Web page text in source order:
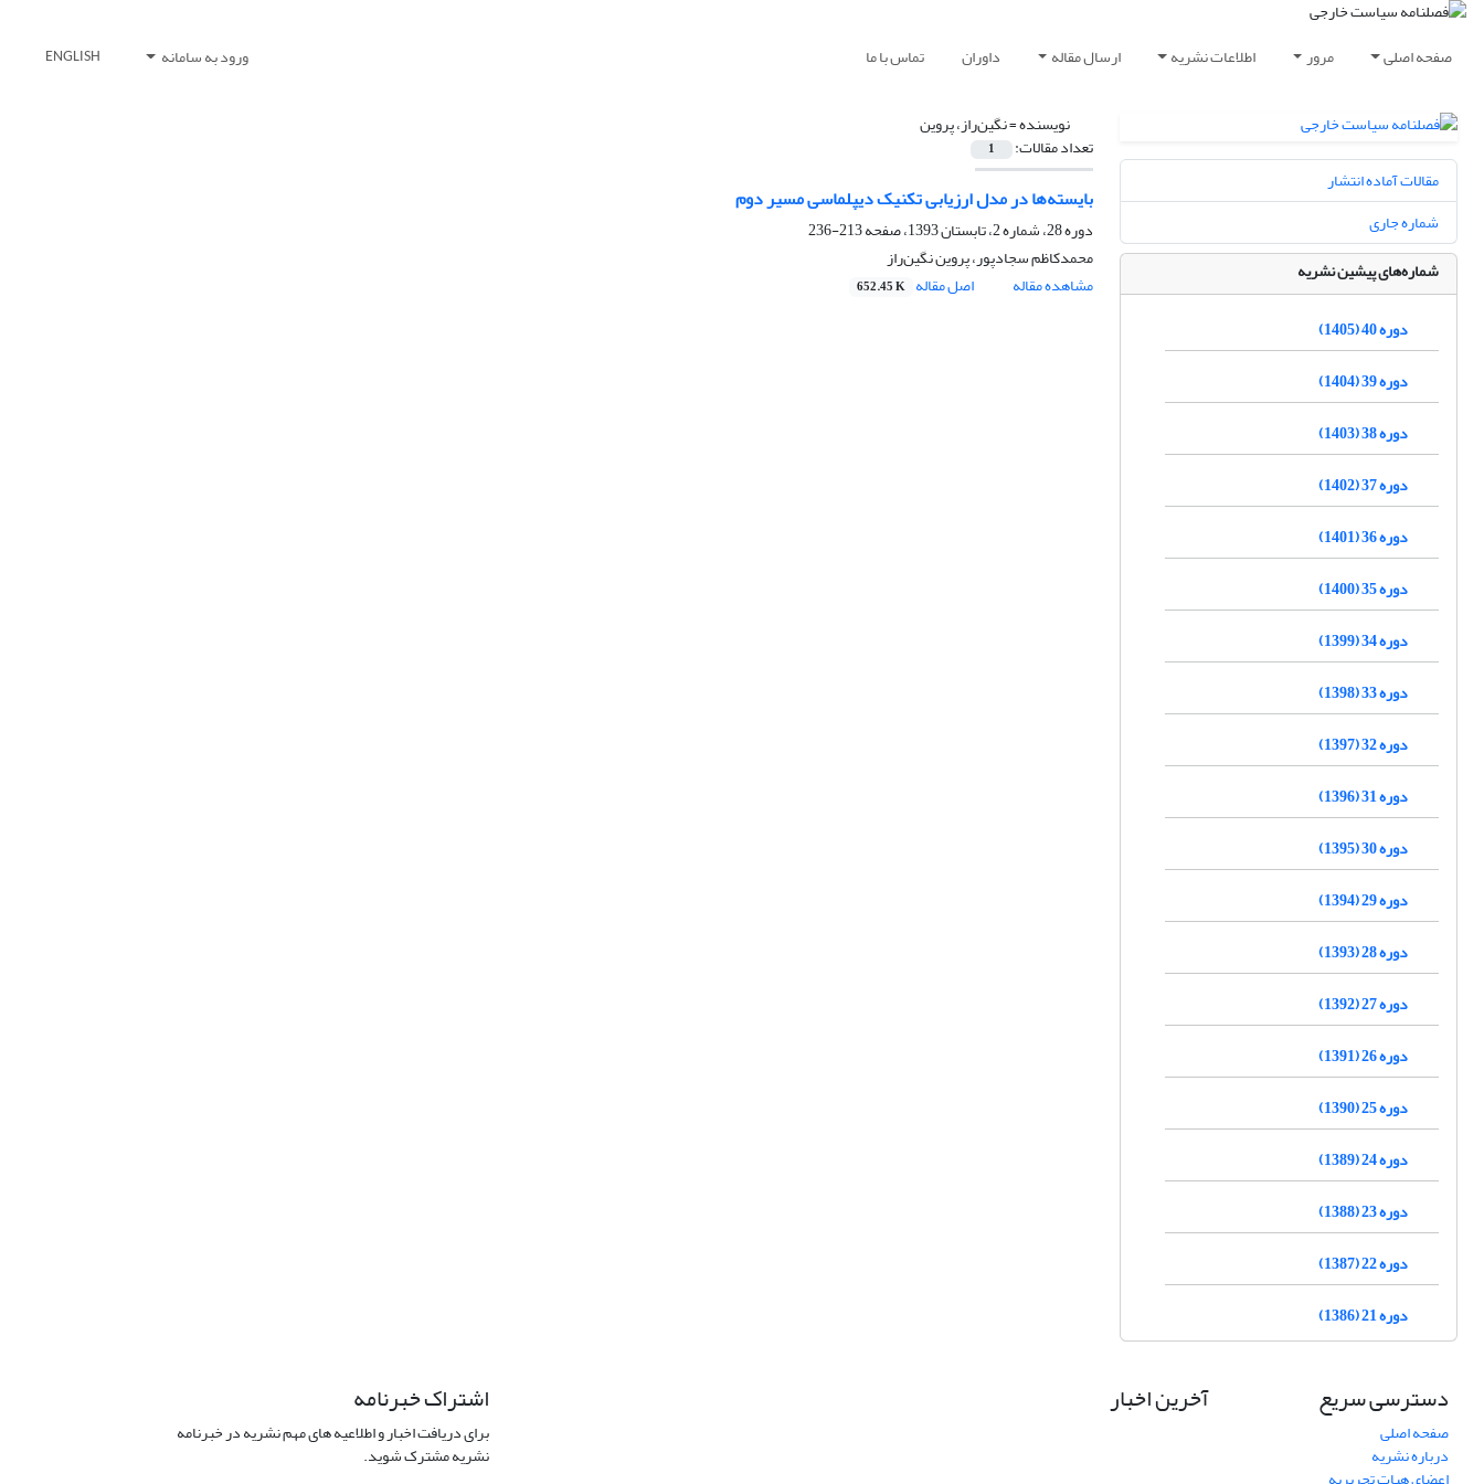
صفحه اصلی مرور اطلاعات نشریه ارسال مقاله داوران تماس با ما ورود به سامانه ENGLISH
نویسنده =نگین‌راز، پروین
تعداد مقالات: 1
بایسته‌ها در مدل ارزیابی تکنیک دیپلماسی مسیر دوم
دوره 28، شماره 2، تابستان 1393، صفحه
213-236
محمدکاظم سجادپور، پروین نگین‌راز
مشاهده مقاله
اصل مقاله 652.45 K
مقالات آماده انتشار
شماره جاری
شماره‌های پیشین نشریه
دوره 40 (1405)
دوره 39 (1404)
دوره 38 (1403)
دوره 37 (1402)
دوره 36 (1401)
دوره 35 (1400)
دوره 34 (1399)
دوره 33 (1398)
دوره 32 (1397)
دوره 31 (1396)
دوره 30 (1395)
دوره 29 (1394)
دوره 28 (1393)
دوره 27 (1392)
دوره 26 (1391)
دوره 25 (1390)
دوره 24 (1389)
دوره 23 (1388)
دوره 22 (1387)
دوره 21 (1386)
دسترسی سریع
صفحه اصلی
درباره نشریه
آخرین اخبار اشتراک خبرنامه
برای دریافت اخبار و اطلاعیه های مهم نشریه در خبرنامه
نشریه مشترک شوید.